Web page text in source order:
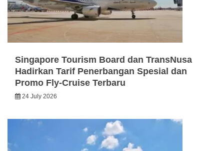
Singapore Tourism Board dan TransNusa
Hadirkan Tarif Penerbangan Spesial dan
Promo Fly-Cruise Terbaru
24 July 2026